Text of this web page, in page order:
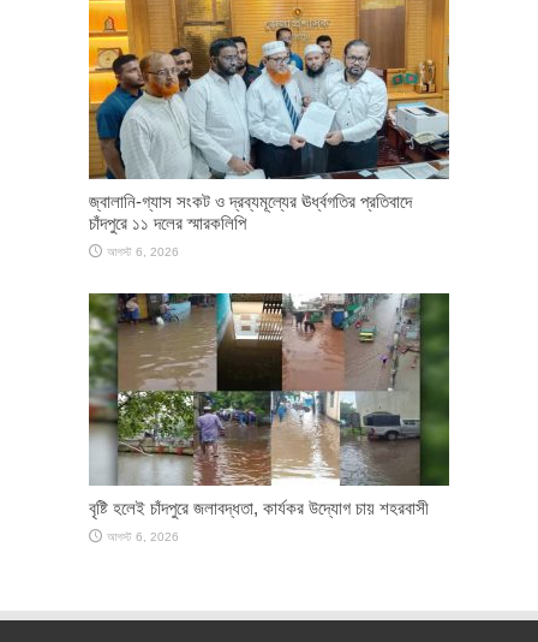
জ্বালানি-গ্যাস সংকট ও দ্রব্যমূল্যের ঊর্ধ্বগতির প্রতিবাদে
চাঁদপুরে ১১ দলের স্মারকলিপি
আগস্ট 6, 2026
বৃষ্টি হলেই চাঁদপুরে জলাবদ্ধতা, কার্যকর উদ্যোগ চায় শহরবাসী
আগস্ট 6, 2026